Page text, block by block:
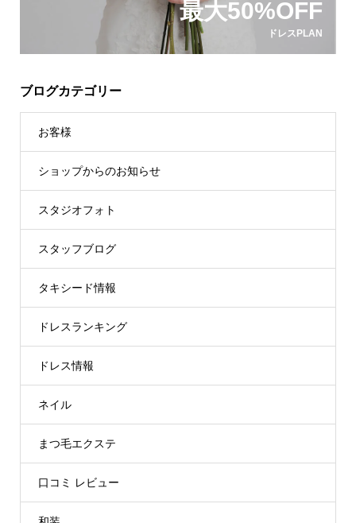
最大50%OFF
ドレスPLAN
ブログカテゴリー
お客様
ショップからのお知らせ
スタジオフォト
スタッフブログ
タキシード情報
ドレスランキング
ドレス情報
ネイル
まつ毛エクステ
口コミ レビュー